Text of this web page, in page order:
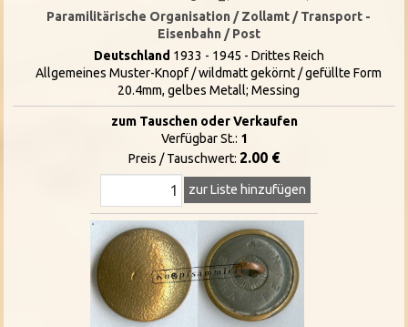
Paramilitärische Organisation / Zollamt / Transport -
Eisenbahn / Post
Deutschland 1933 - 1945 - Drittes Reich
Allgemeines Muster-Knopf / wildmatt gekörnt / gefüllte Form
20.4mm, gelbes Metall; Messing
zum Tauschen oder Verkaufen
Verfügbar St.: 1
Preis / Tauschwert: 2.00 €
zur Liste hinzufügen